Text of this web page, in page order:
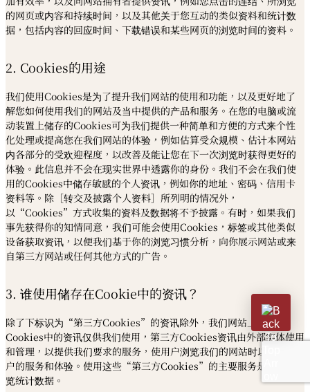
的网页或内容和持续时间，以及其他关于您互动的类似资料和统计数
据，包括内容的回应时间、下载错误和某些网页的浏览时间的资料。
2. Cookies的用途
我们使用Cookies是为了提升我们网站的使用和功能，以及更好地了
解您如何使用我们的网站及当中提供的产品和服务。在您的电脑或流
动装置上储存的Cookies可为我们提供一种简单和方便的方式来个性
化处理或提高您在我们网站的体验，例如估算受众规模、估计本网站
内各部分的受欢迎程度，以改善及能让您在下一次浏览时获得更好的
体验。此信息并不会在现实世界中透露你的身份。我们不会在我们使
用的Cookies中储存敏感的个人资讯，例如你的地址、密码、信用卡
资料等。除［转交及披露个人资料］所列明的情况外，
以“Cookies”方式收集的资料及数据将不予披露。有时，如果我们
事先获得你的知情同意，我们可能会使用Cookies，标签或其他类似
设备获取资讯，以便我们基于你的浏览习惯分析，向你展示网站或来
自第三方网站或任何其他方式的广告。
3. 谁使用储存在Cookie中的资讯？
除了下标识为“第三方Cookies”的资讯除外，我们网站上储存在
Cookies中的资讯仅供我们使用，第三方Cookies资讯由外部实体使用
和管理，以提供我们要求的服务，使用户浏览我们的网站时以改善用
户的服务和体验。使用这些“第三方Cookies”的主要服务是获取浏
览统计数据。